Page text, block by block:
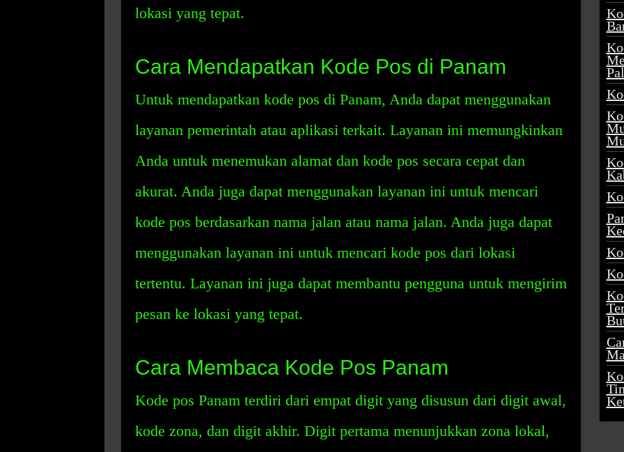
lokasi yang tepat.
Cara Mendapatkan Kode Pos di Panam
Untuk mendapatkan kode pos di Panam, Anda dapat menggunakan
layanan pemerintah atau aplikasi terkait. Layanan ini memungkinkan
Anda untuk menemukan alamat dan kode pos secara cepat dan
akurat. Anda juga dapat menggunakan layanan ini untuk mencari
kode pos berdasarkan nama jalan atau nama jalan. Anda juga dapat
menggunakan layanan ini untuk mencari kode pos dari lokasi
tertentu. Layanan ini juga dapat membantu pengguna untuk mengirim
pesan ke lokasi yang tepat.
Cara Membaca Kode Pos Panam
Kode pos Panam terdiri dari empat digit yang disusun dari digit awal,
kode zona, dan digit akhir. Digit pertama menunjukkan zona lokal,